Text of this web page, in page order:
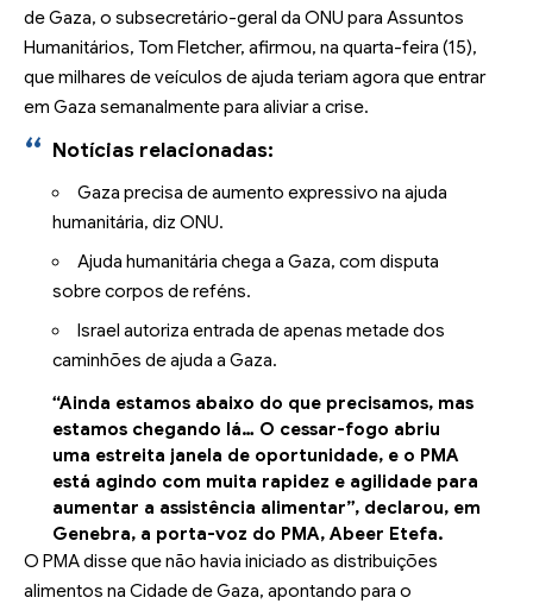
de Gaza, o subsecretário-geral da ONU para Assuntos
Humanitários, Tom Fletcher, afirmou, na quarta-feira (15),
que milhares de veículos de ajuda teriam agora que entrar
em Gaza semanalmente para aliviar a crise.
Notícias relacionadas:
Gaza precisa de aumento expressivo na ajuda
humanitária, diz ONU.
Ajuda humanitária chega a Gaza, com disputa
sobre corpos de reféns.
Israel autoriza entrada de apenas metade dos
caminhões de ajuda a Gaza.
“Ainda estamos abaixo do que precisamos, mas
estamos chegando lá… O cessar-fogo abriu
uma estreita janela de oportunidade, e o PMA
está agindo com muita rapidez e agilidade para
aumentar a assistência alimentar”, declarou, em
Genebra, a porta-voz do PMA, Abeer Etefa.
O PMA disse que não havia iniciado as distribuições
alimentos na Cidade de Gaza, apontando para o